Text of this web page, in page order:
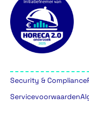
Security & Compliance
Servicevoorwaarden